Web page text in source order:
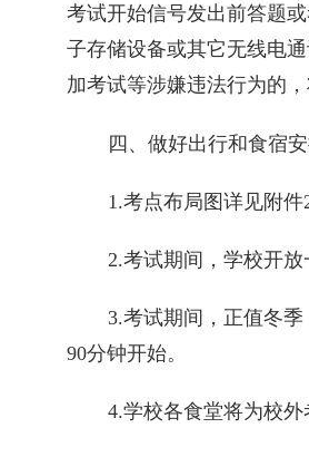
考试开始信号发出前答题
子存储设备或其它无线电
加考试等涉嫌违法行为的
四、做好出行和食宿
1.考点布局图详见附件
2.考试期间，学校开
3.考试期间，正值冬
90分钟开始。
4.学校各食堂将为校外